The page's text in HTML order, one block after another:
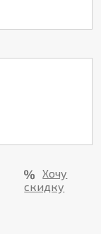
Хочу
скидку